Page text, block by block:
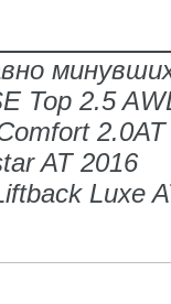
Top 2.5
AT 2016
Luxe